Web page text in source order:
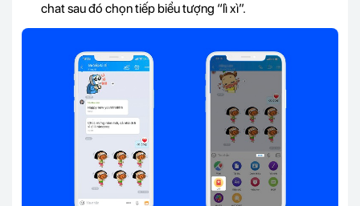
chat sau đó chọn tiếp biểu tượng “lì xì”.